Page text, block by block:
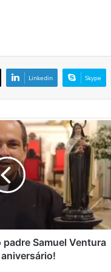
Linkedin Skype
Samuel Ventura